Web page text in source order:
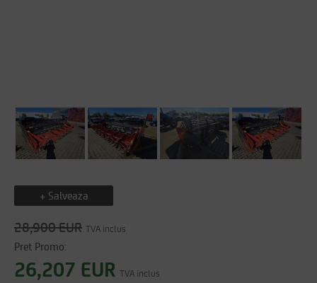
+ Salveaza
28,900 EUR TVA inclus
Pret Promo:
26,207 EUR TVA inclus